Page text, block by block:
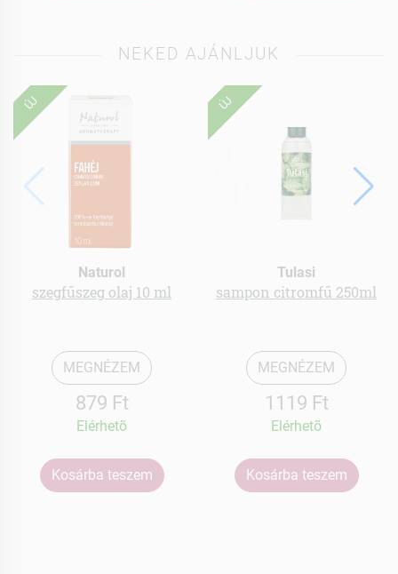
NEKED AJÁNLJUK
ÚJ
Naturol
szegfűszeg olaj 10 ml
MEGNÉZEM
879 Ft
Elérhetõ
Kosárba teszem
ÚJ
Tulasi
sampon citromfű 250ml
MEGNÉZEM
1119 Ft
Elérhetõ
Kosárba teszem